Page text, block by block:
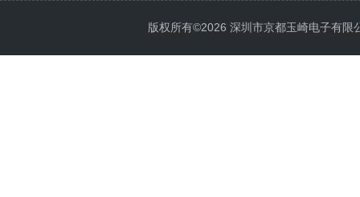
版权所有©2026 深圳市京都玉崎电子有